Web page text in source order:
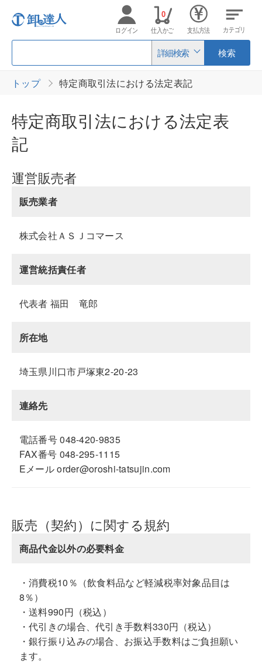
詳細検索 検索
ログイン 仕入かご
0
支払方法 カテゴリ
トップ 特定商取引法における法定表記
特定商取引法における法定表
記
運営販売者
販売業者
株式会社ＡＳＪコマース
運営統括責任者
代表者 福田 竜郎
所在地
埼玉県川口市戸塚東2-20-23
連絡先
電話番号 048-420-9835
FAX番号 048-295-1115
Eメール order@oroshi-tatsujin.com
販売（契約）に関する規約
商品代金以外の必要料金
・消費税10％（飲食料品など軽減税率対象品目は
8％）
・送料990円（税込）
・代引きの場合、代引き手数料330円（税込）
・銀行振り込みの場合、お振込手数料はご負担願い
ます。